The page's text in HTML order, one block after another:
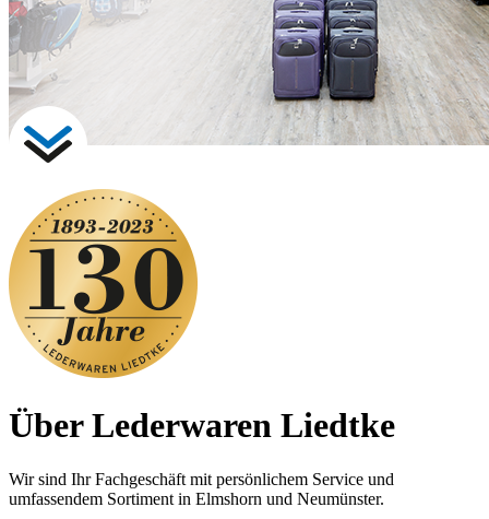
ÜberLederwaren Liedtke
Wir sind Ihr Fachgeschäft mit persönlichem Service und
umfassendem Sortiment in Elmshorn und Neumünster.